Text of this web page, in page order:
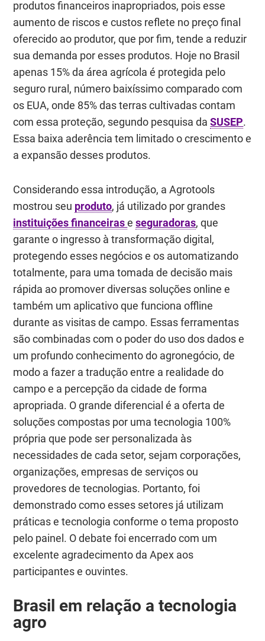
produtos financeiros inapropriados, pois esse
aumento de riscos e custos reflete no preço final
oferecido ao produtor, que por fim, tende a reduzir
sua demanda por esses produtos. Hoje no Brasil
apenas 15% da área agrícola é protegida pelo
seguro rural, número baixíssimo comparado com
os EUA, onde 85% das terras cultivadas contam
com essa proteção, segundo pesquisa daSUSEP.
Essa baixa aderência tem limitado o crescimento e
a expansão desses produtos.
Considerando essa introdução, a Agrotools
mostrou seu produto, já utilizado por grandes
instituições financeiraseseguradoras, que
garante o ingresso à transformação digital,
protegendo esses negócios e os automatizando
totalmente, para uma tomada de decisão mais
rápida ao promover diversas soluções online e
também um aplicativo que funciona offline
durante as visitas de campo. Essas ferramentas
são combinadas com o poder do uso dos dados e
um profundo conhecimento do agronegócio, de
modo a fazer a tradução entre a realidade do
campo e a percepção da cidade de forma
apropriada. O grande diferencial é a oferta de
soluções compostas por uma tecnologia 100%
própria que pode ser personalizada às
necessidades de cada setor, sejam corporações,
organizações, empresas de serviços ou
provedores de tecnologias. Portanto, foi
demonstrado como esses setores já utilizam
práticas e tecnologia conforme o tema proposto
pelo painel. O debate foi encerrado com um
excelente agradecimento da Apex aos
participantes e ouvintes.
Brasil em relação a tecnologia
agro